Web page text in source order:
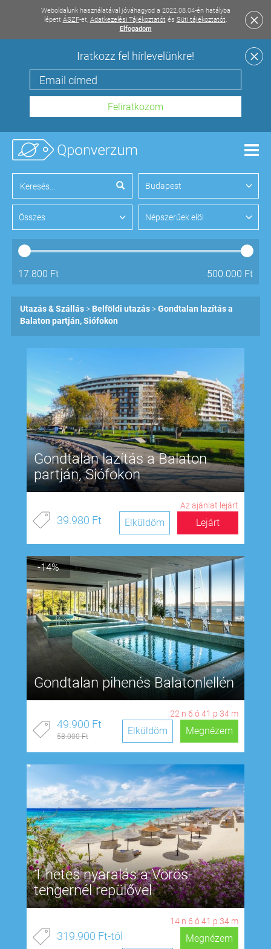
Weboldalunk használatával jóváhagyod a 2022.08.04-én hatályba
lépett ÁSZF-et, Adatkezelési Tájékoztatót és Süti tájékoztatót.
Elfogadom
Iratkozz fel hírlevelünkre!
Budapest
Összes Népszerűek elöl
17.800 Ft 500.000 Ft
Utazás & Szállás Belföldi utazás
Gondtalan lazítás a
Balaton partján, Siófokon
Gondtalan lazítás a Balaton
partján, Siófokon
Az ajánlat lejárt
39.980 Ft Lejárt
Elküldöm
-14%
Gondtalan pihenés Balatonlellén
22 n 6 ó41 p 33 m
49.900 Ft
58.000 Ft Megnézem
Elküldöm
1 hetes nyaralás a Vörös-
tengernél repülővel
14 n 6 ó41 p 33 m
319.900 Ft-tól
Megnézem